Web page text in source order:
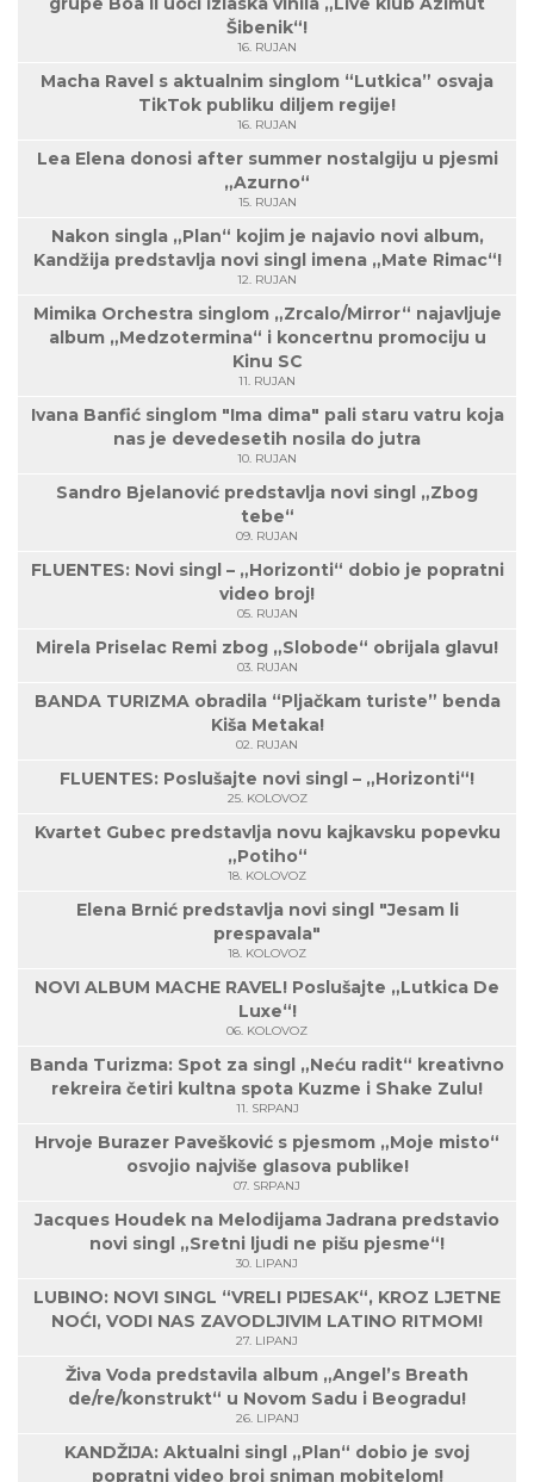
Šibenik“!
16. RUJAN
Macha Ravel s aktualnim singlom “Lutkica” osvaja
TikTok publiku diljem regije!
16. RUJAN
Lea Elena donosi after summer nostalgiju u pjesmi
„Azurno“
15. RUJAN
Nakon singla „Plan“ kojim je najavio novi album,
Kandžija predstavlja novi singl imena „Mate Rimac“!
12. RUJAN
Mimika Orchestra singlom „Zrcalo/Mirror“ najavljuje
album „Medzotermina“ i koncertnu promociju u
Kinu SC
11. RUJAN
Ivana Banfić singlom "Ima dima" pali staru vatru koja
nas je devedesetih nosila do jutra
10. RUJAN
Sandro Bjelanović predstavlja novi singl „Zbog
tebe“
09. RUJAN
FLUENTES: Novi singl – „Horizonti“ dobio je popratni
video broj!
05. RUJAN
Mirela Priselac Remi zbog „Slobode“ obrijala glavu!
03. RUJAN
BANDA TURIZMA obradila “Pljačkam turiste” benda
Kiša Metaka!
02. RUJAN
FLUENTES: Poslušajte novi singl – „Horizonti“!
25. KOLOVOZ
Kvartet Gubec predstavlja novu kajkavsku popevku
„Potiho“
18. KOLOVOZ
Elena Brnić predstavlja novi singl "Jesam li
prespavala"
18. KOLOVOZ
NOVI ALBUM MACHE RAVEL! Poslušajte „Lutkica De
Luxe“!
06. KOLOVOZ
Banda Turizma: Spot za singl „Neću radit“ kreativno
rekreira četiri kultna spota Kuzme i Shake Zulu!
11. SRPANJ
Hrvoje Burazer Pavešković s pjesmom „Moje misto“
osvojio najviše glasova publike!
07. SRPANJ
Jacques Houdek na Melodijama Jadrana predstavio
novi singl „Sretni ljudi ne pišu pjesme“!
30. LIPANJ
LUBINO: NOVI SINGL “VRELI PIJESAK“, KROZ LJETNE
NOĆI, VODI NAS ZAVODLJIVIM LATINO RITMOM!
27. LIPANJ
Živa Voda predstavila album „Angel’s Breath
de/re/konstrukt“ u Novom Sadu i Beogradu!
26. LIPANJ
KANDŽIJA: Aktualni singl „Plan“ dobio je svoj
popratni video broj sniman mobitelom!